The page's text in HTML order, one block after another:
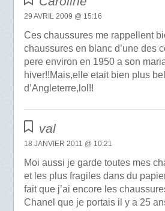
29 AVRIL 2009 @ 15:16
Ces chaussures me rappellent
chaussures en blanc d’une des
pere environ en 1950 a son
hiver!!Mais,elle etait bien plus
d’Angleterre,lol!!
val
18 JANVIER 2011 @ 10:21
Moi aussi je garde toutes mes
et les plus fragiles dans du
fait que j’ai encore les
Chanel que je portais il y a 25